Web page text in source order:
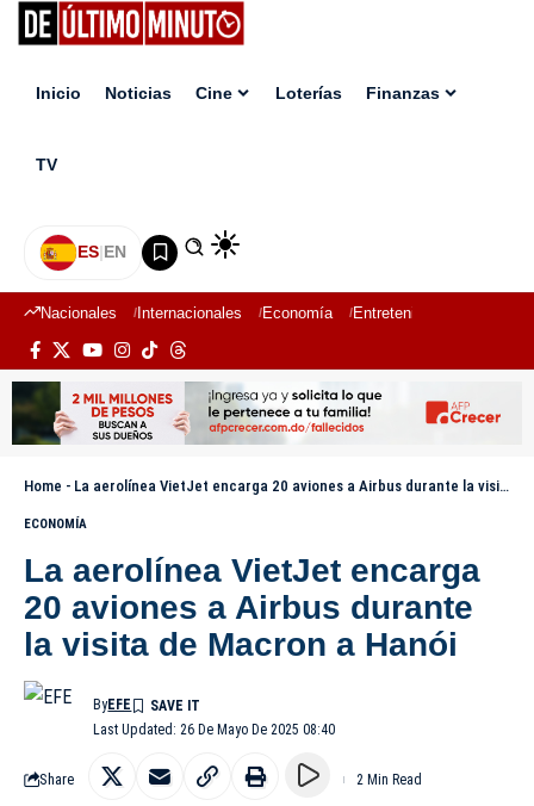
Inicio Noticias Cine Loterías Finanzas
TV
ES|EN
Nacionales Internacionales Economía Entretenimiento
Home - La aerolínea VietJet encarga 20 aviones a Airbus durante la visita de Macron a Hanói
ECONOMÍA
La aerolínea VietJet encarga
20 aviones a Airbus durante
la visita de Macron a Hanói
Last Updated: 26 De Mayo De 2025 08:40
ByEFE
Share 2 Min Read